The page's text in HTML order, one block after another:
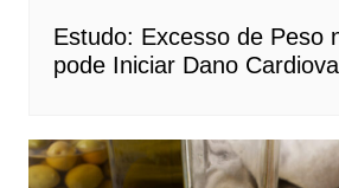
Estudo: Excesso de Peso
pode Iniciar Dano